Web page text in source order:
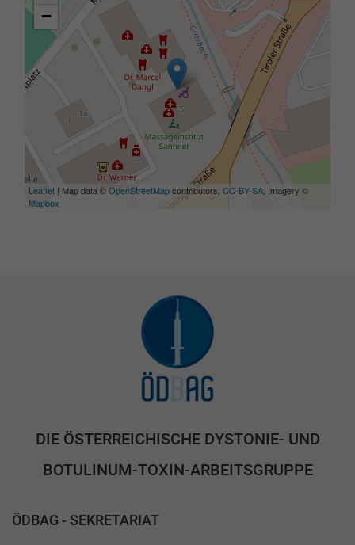
−
Leaflet | Map data ©OpenStreetMapcontributors,CC-BY-SA , Imagery ©
Mapbox
DIE ÖSTERREICHISCHE DYSTONIE- UND
BOTULINUM-TOXIN-ARBEITSGRUPPE
ÖDBAG - SEKRETARIAT